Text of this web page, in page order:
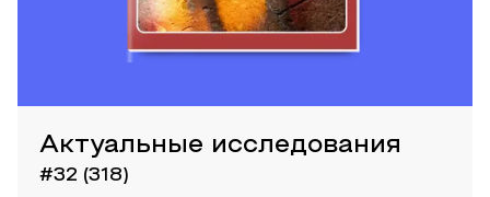
Актуальные исследования
#32 (318)